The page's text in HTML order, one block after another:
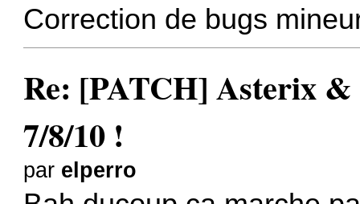
Correction de bugs
Re: [PATCH] Asterix
7/8/10 !
par elperro